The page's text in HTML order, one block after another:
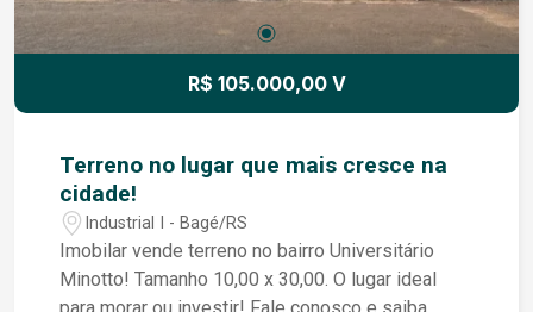
utilização, complementado por uma área com
churrasqueira, perfeita para momentos de
confraternização e lazer. Um imóvel completo,
com estrutura diferenciada e excelente
necessidades. Agende uma visita e conheça todo
o potencial deste imóvel! Consulte valor de taxas
R$ 105.000,00 V
Terreno no lugar que mais cresce na
cidade!
Industrial I - Bagé/RS
Imobilar vende terreno no bairro Universitário
Minotto! Tamanho 10,00 x 30,00. O lugar ideal